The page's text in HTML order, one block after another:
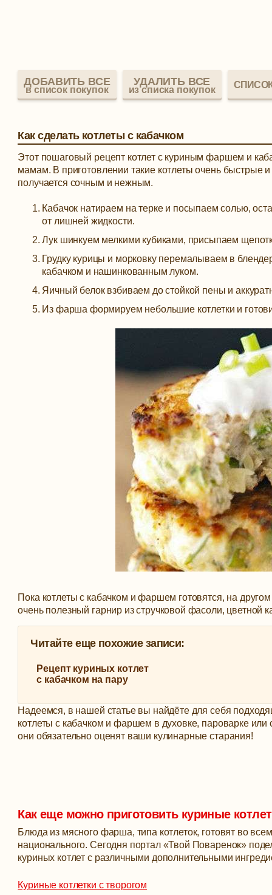
ДОБАВИТЬ ВСЕ
в список покупок
УДАЛИТЬ ВСЕ
из списка покупок
Как сделать котлеты с кабачком
Этот пошаговый рецепт котлет с куриным фаршем и
мамам. В приготовлении такие котлеты очень быстрые
получается сочным и нежным.
Кабачок натираем на терке и посыпаем солью,
от лишней жидкости.
Лук шинкуем мелкими кубиками, присыпаем
Грудку курицы и морковку перемалываем в
кабачком и нашинкованным луком.
Яичный белок взбиваем до стойкой пены и
Из фарша формируем небольшие котлетки и
Пока котлеты с кабачком и фаршем готовятся, на
очень полезный гарнир из стручковой фасоли, цветной
Читайте еще похожие записи:
Рецепт куриных котлет
с кабачком на пару
Надеемся, в нашей статье вы найдёте для себя
котлеты с кабачком и фаршем в духовке, пароварке
они обязательно оценят ваши кулинарные старания!
Как еще можно приготовить куриные
Блюда из мясного фарша, типа котлеток, готовят во
национального. Сегодня портал «Твой Поваренок»
куриных котлет с различными дополнительными
Куриные котлетки с творогом